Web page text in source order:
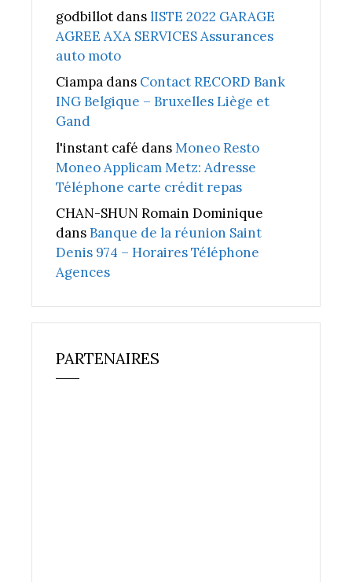
godbillot danslISTE 2022 GARAGE
AGREE AXA SERVICES Assurances
auto moto
Ciampa dans Contact RECORD Bank
ING Belgique – Bruxelles Liège et
Gand
l'instant café dansMoneo Resto
Moneo Applicam Metz: Adresse
Téléphone carte crédit repas
CHAN-SHUN Romain Dominique
dansBanque de la réunion Saint
Denis 974 – Horaires Téléphone
Agences
PARTENAIRES